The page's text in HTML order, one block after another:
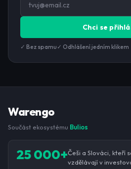
Chci se
✓ Bez spamu ✓ Odhlášení jedním klikem
Warengo
Součást ekosystému Bulios
25 000+Češi a Slováci, kteří
vzdělávají v